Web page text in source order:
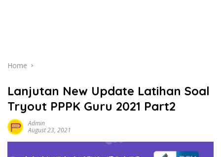
Home
Lanjutan New Update Latihan Soal
Tryout PPPK Guru 2021 Part2
Admin
August 23, 2021